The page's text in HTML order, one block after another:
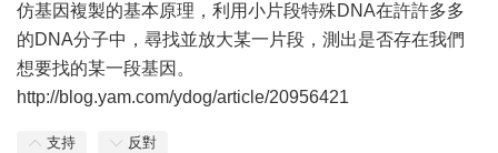
仿基因複製的基本原理，利用小片段特殊DNA在許許多多
的DNA分子中，尋找並放大某一片段，測出是否存在我們
想要找的某一段基因。
http://blog.yam.com/ydog/article/20956421
支持 反對